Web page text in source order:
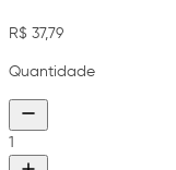
R$ 37,79
Quantidade
1